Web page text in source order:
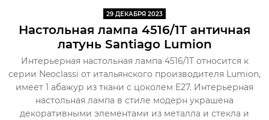
29 ДЕКАБРЯ 2023
Настольная лампа 4516/1T античная
латунь Santiago Lumion
Интерьерная настольная лампа 4516/1T относится к
серии Neoclassi от итальянского производителя Lumion,
имеет 1 абажур из ткани с цоколем E27. Интерьерная
настольная лампа в стиле модерн украшена
декоративными элементами из металла и стекла и